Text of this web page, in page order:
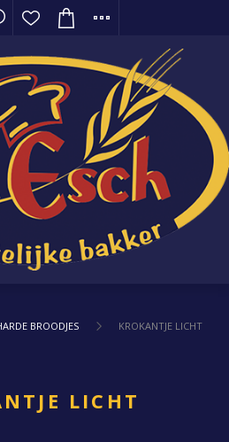
BROODJES KROKANTJE LICHT
LICHT